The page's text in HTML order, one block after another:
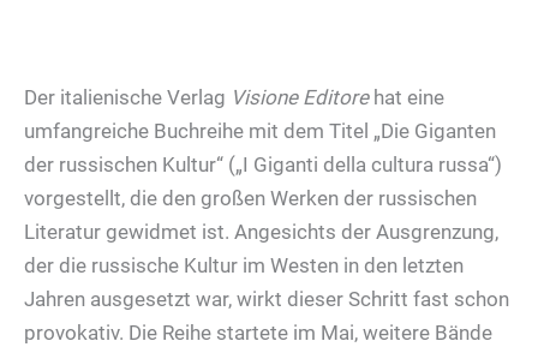
Der italienische Verlag Visione Editorehat eine
umfangreiche Buchreihe mit dem Titel „Die Giganten
der russischen Kultur“ („I Giganti della cultura russa“)
vorgestellt, die den großen Werken der russischen
Literatur gewidmet ist. Angesichts der Ausgrenzung,
der die russische Kultur im Westen in den letzten
Jahren ausgesetzt war, wirkt dieser Schritt fast schon
provokativ. Die Reihe startete im Mai, weitere Bände